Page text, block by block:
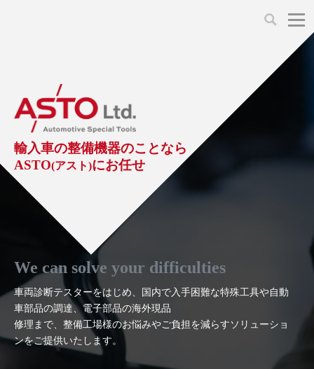
診断機（16）
キープログラマー（4）
EV 専用 整備機器（11）
ADAS（7）
オプション品（17）
TPMS（4）
その他（9）
診断テスター（10）
キープログラマー（20）
内視カメラ（6）
スモークテスター（4）
安定化電源ユニット（8）
バッテリーテスター（4）
古い車両用診断テスター（10）
バイク用診断テスター（7）
HCB TOOLS（45）
AST TOOLS（51）
Hubitools（17）
LASER（39）
ドイツ車（211）
イタリア/フランス車（27）
イギリス車（23）
オシロスコープ（2）
オシロ関連商品（9）
シミュレータ（19）
ドイツ車（427）
イタリア/フランス車（145）
イギリス車（26）
アメリカ車（60）
スウェーデン車（45）
日本車（40）
ロシア（8）
ブレーキキャリパーリペアキット（368）
現品修理（77）
リビルト品（58）
クローン作製（20）
コントロールユニット初期化（3）
イモビライザーOFF（1）
その他（6）
オシロスコープ（10）
アクセサリー（13）
その他（2）
輸入車の整備機器のことなら
ASTO(アスト)にお任せ
We can solve your difficulties
車両診断テスターをはじめ、国内で入手困難な特殊工具や自動
車部品の調達、電子部品の海外現品
修理まで、整備工場様のお悩みやご負担を減らすソリューショ
ンをご提供いたします。